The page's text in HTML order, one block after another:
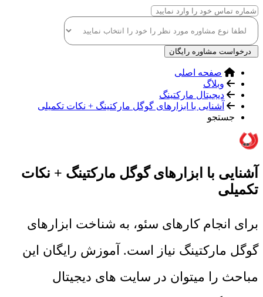
درخواست مشاوره رایگان
صفحه اصلی
وبلاگ
دیجیتال مارکتینگ
آشنایی با ابزارهای گوگل مارکتینگ + نکات تکمیلی
جستجو
آشنایی با ابزارهای گوگل مارکتینگ + نکات
تکمیلی
برای انجام کارهای سئو، به شناخت ابزارهای
گوگل مارکتینگ نیاز است. آموزش رایگان این
مباحث را میتوان در سایت های دیجیتال